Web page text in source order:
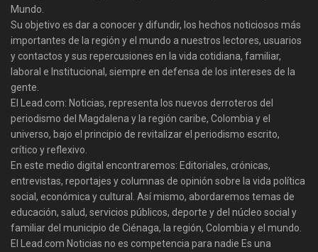
Mundo.
Su objetivo es dar a conocer y difundir, los hechos noticiosos más
importantes de la región y el mundo a nuestros lectores, usuarios
y contactos y sus repercusiones en la vida cotidiana, familiar,
laboral e Institucional, siempre en defensa de los intereses de la
gente.
El Lead.com: Noticias, representa los nuevos derroteros del
periodismo del Magdalena y la región caribe, Colombia y el
universo, bajo el principio de revitalizar el periodismo escrito,
crítico y reflexivo.
En este medio digital encontraremos: Editoriales, crónicas,
entrevistas, reportajes y columnas de opinión sobre la vida política
social, económica y cultural. Así mismo, abordaremos temas de
educación, salud, servicios públicos, deporte y del núcleo social y
familiar del municipio de Ciénaga, la región, Colombia y el mundo.
El Lead.com Noticias no es competencia para nadie Es una